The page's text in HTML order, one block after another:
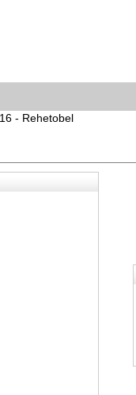
- Rehetobel